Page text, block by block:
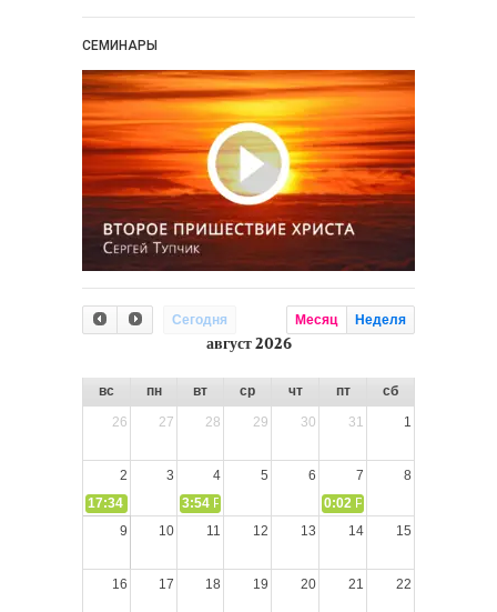
СЕМИНАРЫ
Сегодня Месяц Неделя
август 2026
вс пн вт ср чт пт
сб
26
27 28 29 30 31 1
2 3 4 5 6 7
8
17:34
СЛОВО из СЛОВА – «Ищите Господа, призывайте Его»
3:54 РАЗМЫШЛЕНИЕ: Дух Святой не угашайте!
0:02 РАЗМЫШЛЕНИЯ: Дух
9
10 11 12 13 14 15
16 17 18 19 20 21 22